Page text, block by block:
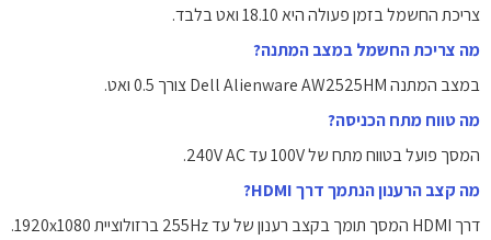
צריכת החשמל בזמן פעולה היא ‎18.10‎ ואט בלבד.
מה צריכת החשמל במצב המתנה?
במצב המתנה Dell Alienware AW2525HM צורך ‎0.5‎ ואט.
מה טווח מתח הכניסה?
המסך פועל בטווח מתח של ‎100V‎ עד ‎240V‎ AC.
מה קצב הרענון הנתמך דרך HDMI?
דרך HDMI המסך תומך בקצב רענון של עד ‎255Hz‎ ברזולוציית ‎1920x1080‎.